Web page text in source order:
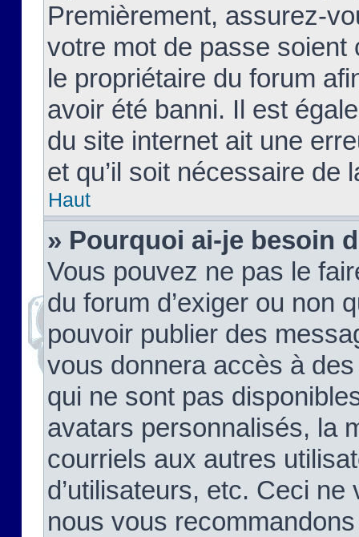
Premièrement, assurez-
votre mot de passe soient
le propriétaire du forum
avoir été banni. Il est
du site internet ait une
et qu’il soit nécessaire de
Haut
» Pourquoi ai-je besoin
Vous pouvez ne pas le
du forum d’exiger ou non
pouvoir publier des
vous donnera accès à
qui ne sont pas
avatars personnalisés, la
courriels aux autres
d’utilisateurs, etc. Ceci
nous vous